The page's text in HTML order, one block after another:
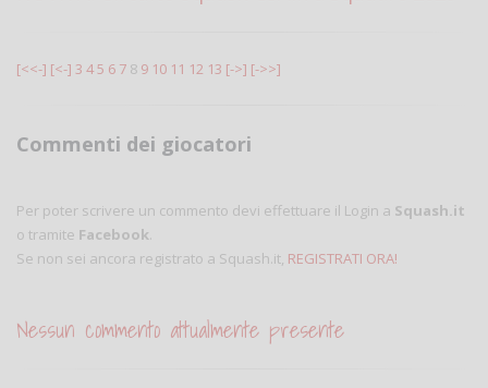
[<<-] [<-] 3 45 6 7 8 9 10 11 12 13 [->] [->>]
Commenti dei giocatori
Per poter scrivere un commento devi effettuare il Login a Squash.it
o tramite Facebook.
Se non sei ancora registrato a Squash.it, REGISTRATI ORA!
Nessun commento attualmente presente